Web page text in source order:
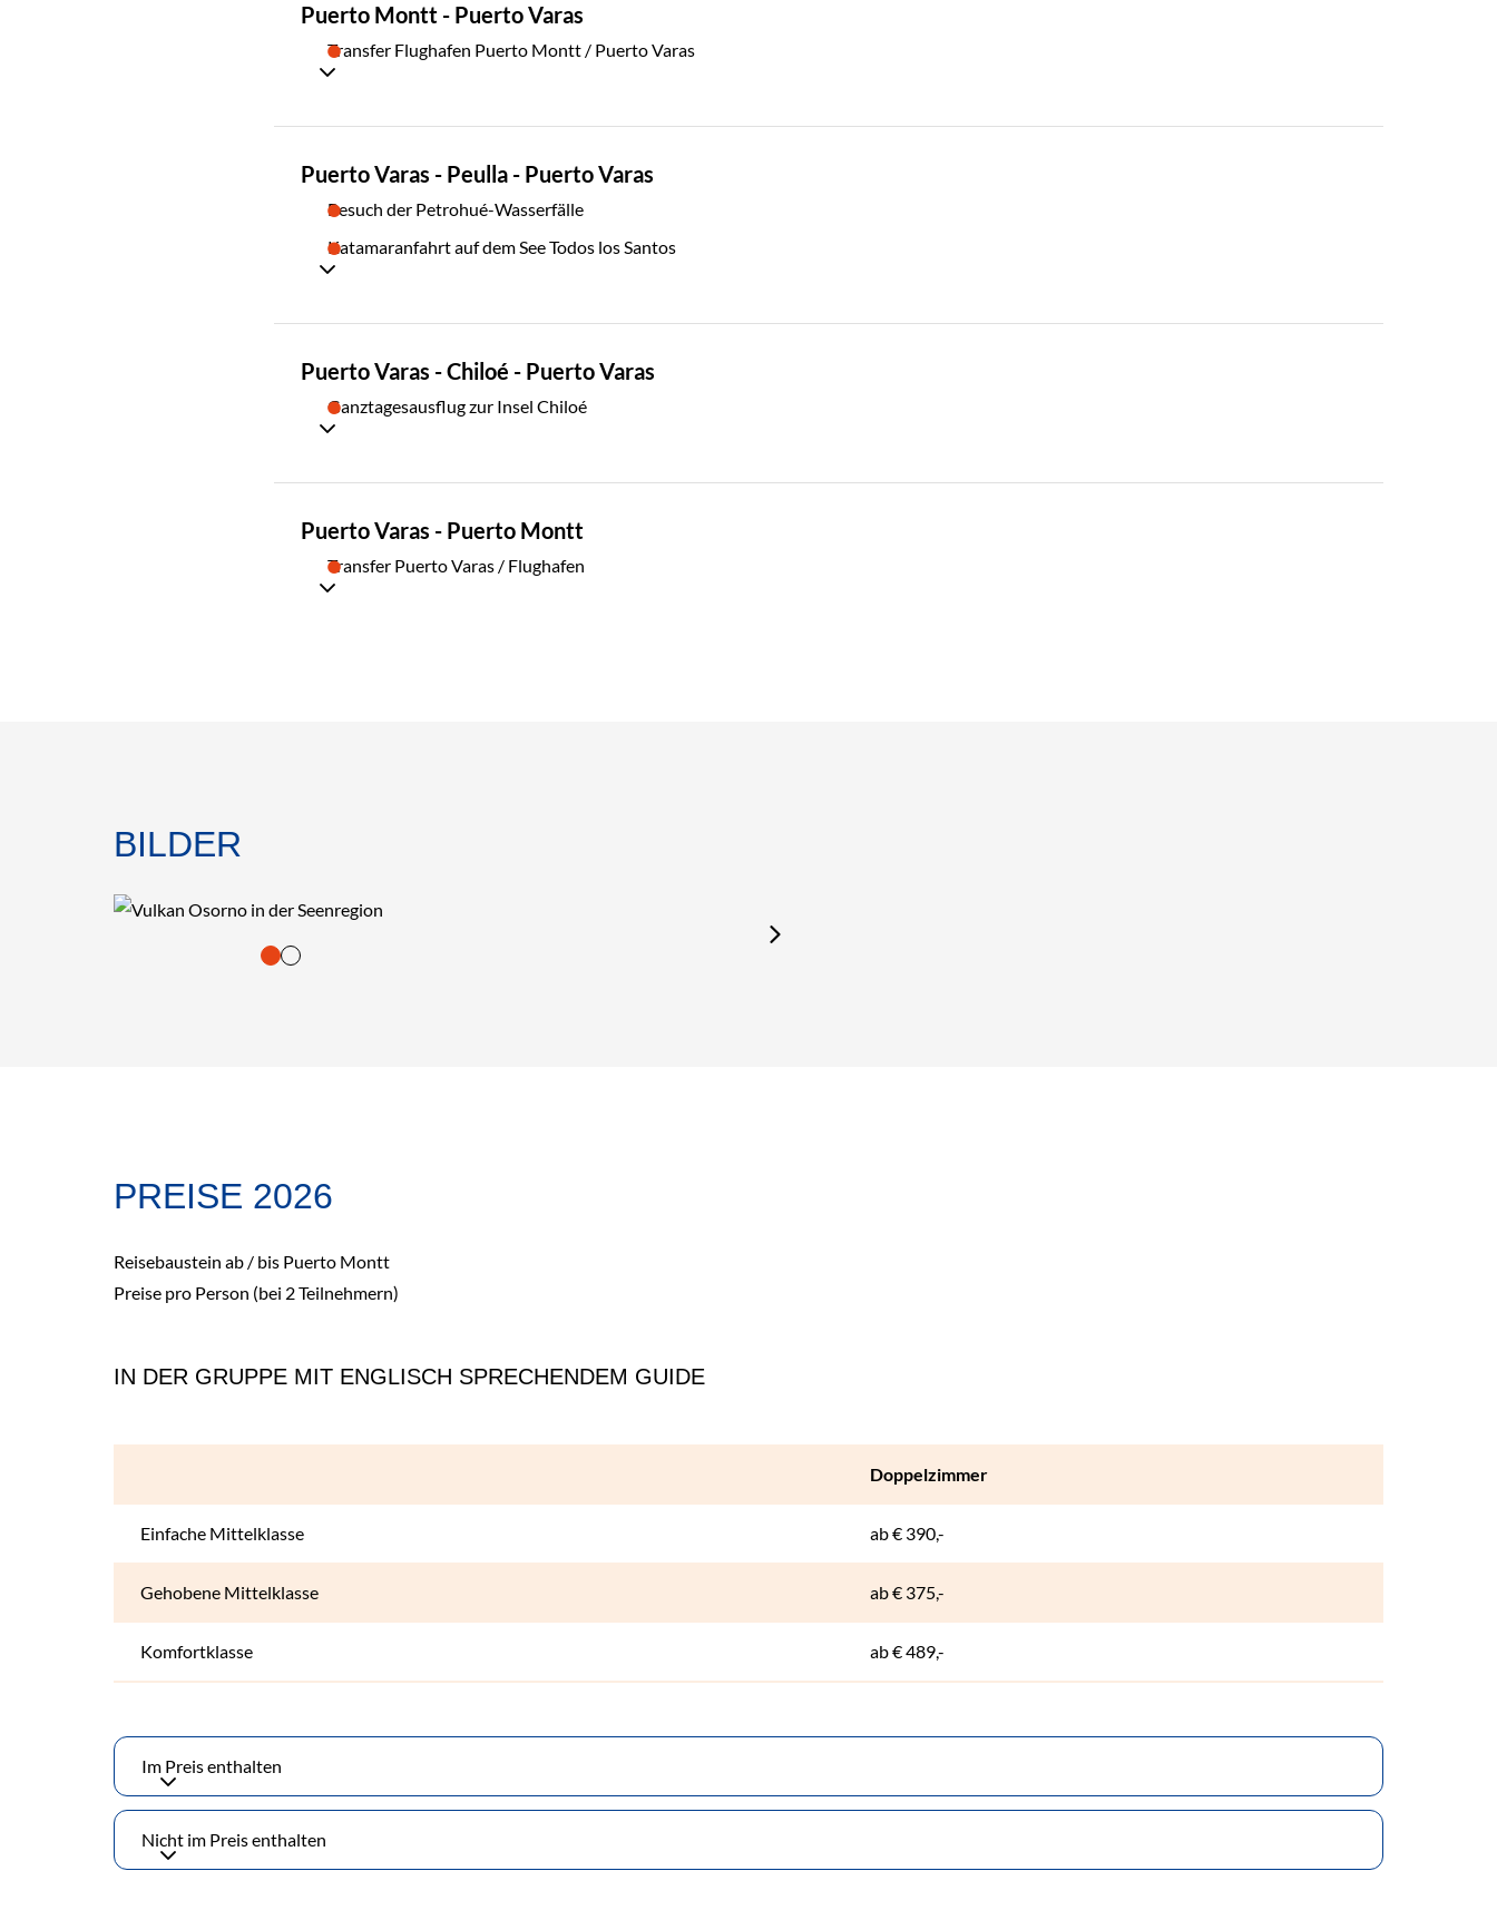
Puerto Montt - Puerto Varas
Transfer Flughafen Puerto Montt / Puerto Varas
Puerto Varas - Peulla - Puerto Varas
Besuch der Petrohué-Wasserfälle
Katamaranfahrt auf dem See Todos los Santos
Puerto Varas - Chiloé - Puerto Varas
Ganztagesausflug zur Insel Chiloé
Puerto Varas - Puerto Montt
Transfer Puerto Varas / Flughafen
BILDER
Bestätigung und Vorlesen der Inhalte mit Leertaste oder Tabulator-Taste.
PREISE 2026
Reisebaustein ab / bis Puerto Montt
Preise pro Person (bei 2 Teilnehmern)
IN DER GRUPPE MIT ENGLISCH SPRECHENDEM GUIDE
Doppelzimmer
Einfache Mittelklasse ab€ 390,-
Gehobene Mittelklasse ab€ 375,-
Komfortklasse ab€ 489,-
Im Preis enthalten
Nicht im Preis enthalten